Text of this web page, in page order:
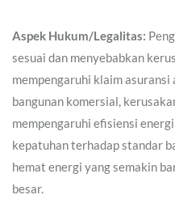
Aspek Hukum/Legalitas:
sesuai dan menyebabkan
mempengaruhi klaim
bangunan komersial,
mempengaruhi efisiensi
kepatuhan terhadap standar
hemat energi yang semakin
besar.